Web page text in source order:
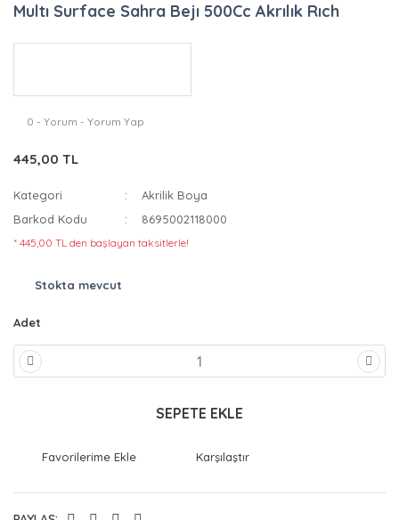
Multı Surface Sahra Bejı 500Cc Akrılık Rıch
0 - Yorum - Yorum Yap
445,00 TL
Kategori
Akrilik Boya
Barkod Kodu
8695002118000
* 445,00 TL den başlayan taksitlerle!
Stokta mevcut
Adet
SEPETE EKLE
Karşılaştır